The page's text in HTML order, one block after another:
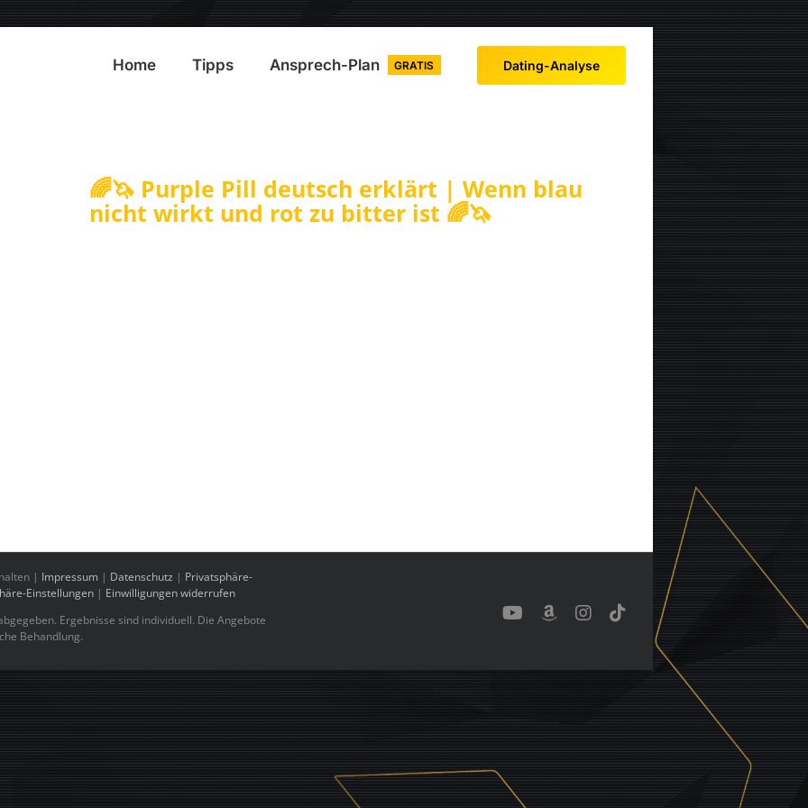
Home Tipps Ansprech-Plan GRATIS Dating-Analyse
🌈🦄 Purple Pill deutsch erklärt | Wenn blau
nicht wirkt und rot zu bitter ist 🌈🦄
| Impressum | Datenschutz | Privatsphäre-
Einstellungen | Einwilligungen widerrufen
Ergebnisse sind individuell. Die Angebote
Behandlung.
YouTubeBenutzerdefiniert
Instagram
Tiktok